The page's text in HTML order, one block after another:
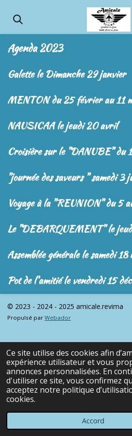
Ce site utilise des cookies afin
expérience utilisateur et vous
annonces personnalisées. En
d'utiliser ce site, vous confirmez
acceptez notre politique
cookies.
Accord
au
contenu
principal
Agenda 2023
Galette le Dimanche 29 janvier
MENTON du 25 février au 11
NAUSICAA le jeudi 20 avril
Croisière sur le "DANUBE" du
"journée des saveurs " samedi 3
Voyage à la "REUNION" du 5
Le "DEBARQUEMENT" le
Assemblée générale le samedi 18
Pot de l'amitié le vendredi 15
© 2023 - 2024 - 2025 amicale.revima
Propulsé par Webador
Téléphone